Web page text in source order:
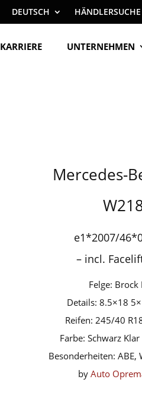
DEUTSCH HÄNDLERSUCHE
KARRIERE UNTERNEHMEN
Mercedes-
e1*2007/
– incl.
Felge: Brock
Details: 8.5×18
Reifen: 245/40
Farbe: Schwarz
Besonderheiten: ABE,
byAuto